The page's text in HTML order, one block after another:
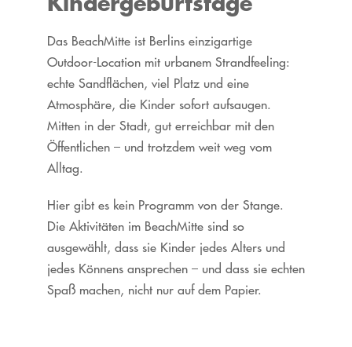
Das BeachMitte ist Berlins einzigartige
Outdoor-Location mit urbanem Strandfeeling:
echte Sandflächen, viel Platz und eine
Atmosphäre, die Kinder sofort aufsaugen.
Mitten in der Stadt, gut erreichbar mit den
Öffentlichen – und trotzdem weit weg vom
Alltag.
Hier gibt es kein Programm von der Stange.
Die Aktivitäten im BeachMitte sind so
ausgewählt, dass sie Kinder jedes Alters und
jedes Könnens ansprechen – und dass sie echten
Spaß machen, nicht nur auf dem Papier.